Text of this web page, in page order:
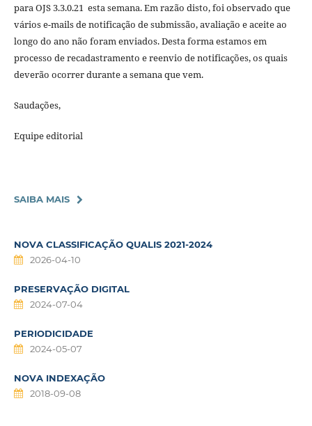
para OJS 3.3.0.21 esta semana. Em razão disto, foi observado que
vários e-mails de notificação de submissão, avaliação e aceite ao
longo do ano não foram enviados. Desta forma estamos em
processo de recadastramento e reenvio de notificações, os quais
deverão ocorrer durante a semana que vem.
Saudações,
Equipe editorial
SAIBA MAIS
NOVA CLASSIFICAÇÃO QUALIS 2021-2024
2026-04-10
PRESERVAÇÃO DIGITAL
2024-07-04
PERIODICIDADE
2024-05-07
NOVA INDEXAÇÃO
2018-09-08